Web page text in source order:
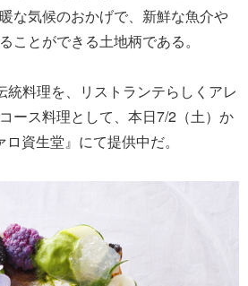
な気候のおかげで、新鮮な魚介や
ことができる土地柄である。
統料理を、リストランテらしくアレ
ース料理として、本日7/2（土）か
資生堂』にて提供中だ。